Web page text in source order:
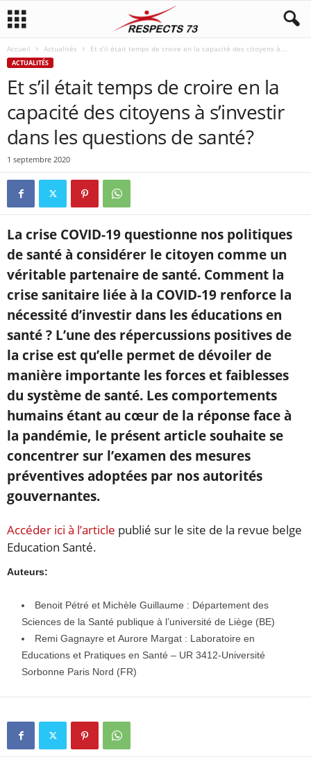
Accueil Actualités Et s’il était temps de croire en la capacité des citoyens à...
ACTUALITÉS
Et s’il était temps de croire en la
capacité des citoyens à s’investir
dans les questions de santé?
1 septembre 2020
La crise COVID-19 questionne nos politiques
de santé à considérer le citoyen comme un
véritable partenaire de santé. Comment la
crise sanitaire liée à la COVID-19 renforce la
nécessité d’investir dans les éducations en
santé ? L’une des répercussions positives de
la crise est qu’elle permet de dévoiler de
manière importante les forces et faiblesses
du système de santé. Les comportements
humains étant au cœur de la réponse face à
la pandémie, le présent article souhaite se
concentrer sur l’examen des mesures
préventives adoptées par nos autorités
gouvernantes.
Accéder ici à l’article publié sur le site de la revue belge
Education Santé.
Auteurs:
Benoit Pétré et Michèle Guillaume : Département des
Sciences de la Santé publique à l’université de Liège (BE)
Remi Gagnayre et Aurore Margat : Laboratoire en
Educations et Pratiques en Santé – UR 3412-Université
Sorbonne Paris Nord (FR)